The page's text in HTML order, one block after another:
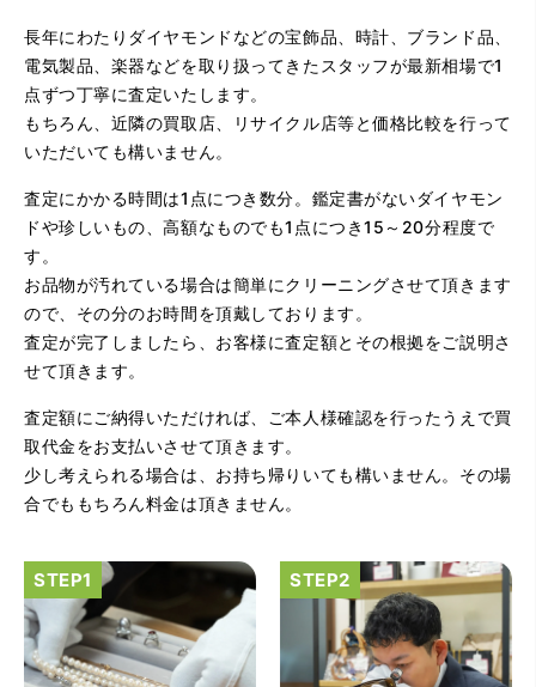
（大阪府大阪市）問い合わせから非常に分かり易く、安心
りました。
（大阪府大阪市）とてもプロな鑑定士さんがいて的確にア
ドバイスや買取りを暖かい人柄で行ってくれます。 親切に
なって頂いてありがとうございます! お店の雰囲気もやらし
さがなく、とても入ってゆっくりできる落ちついた敷居の
高いお店です。また鑑定士さんに会いたいです。
長年にわたりダイヤモンドなどの宝飾品、時計、ブランド品、
電気製品、楽器などを取り扱ってきたスタッフが最新相場で1
点ずつ丁寧に査定いたします。
もちろん、近隣の買取店、リサイクル店等と価格比較を行って
いただいても構いません。
査定にかかる時間は1点につき数分。鑑定書がないダイヤモン
ドや珍しいもの、高額なものでも1点につき15～20分程度で
す。
お品物が汚れている場合は簡単にクリーニングさせて頂きます
ので、その分のお時間を頂戴しております。
査定が完了しましたら、お客様に査定額とその根拠をご説明さ
せて頂きます。
査定額にご納得いただければ、ご本人様確認を行ったうえで買
取代金をお支払いさせて頂きます。
少し考えられる場合は、お持ち帰りいても構いません。その場
合でももちろん料金は頂きません。